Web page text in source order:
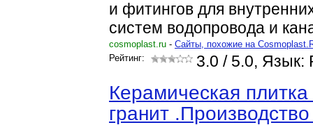
и фитингов для
систем водопровода и
cosmoplast.ru - Cайты, похожие на
Рейтинг:
3.0 / 5.0, Язык:
Керамическая
гранит